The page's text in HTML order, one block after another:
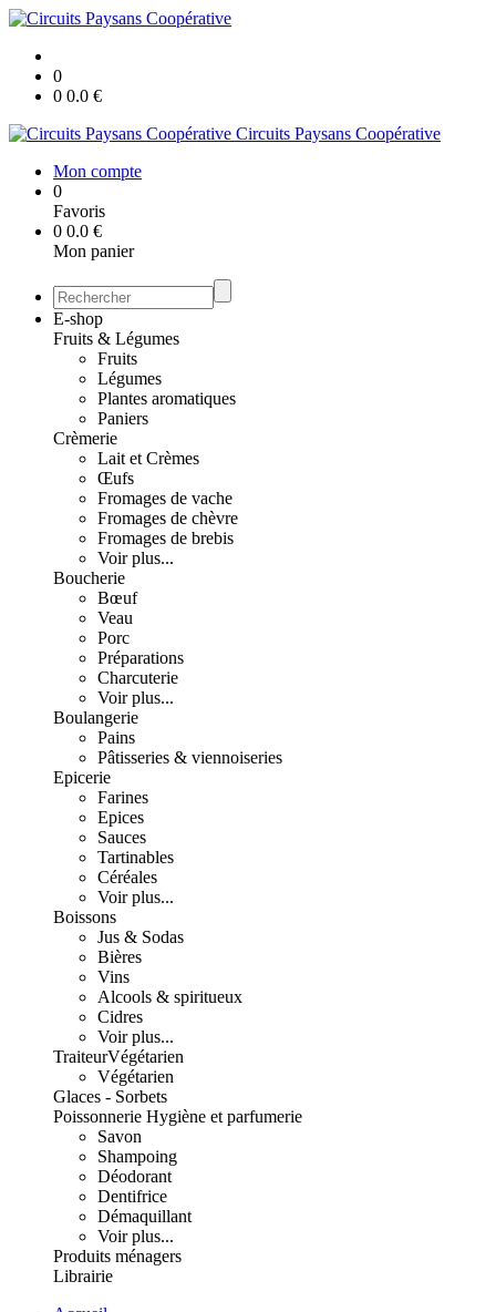
0
0 0.0 €
Circuits Paysans Coopérative
Mon compte
0
Favoris
0 0.0 €
Mon panier
E-shop
Fruits & Légumes
Fruits
Légumes
Plantes aromatiques
Paniers
Crèmerie
Lait et Crèmes
Œufs
Fromages de vache
Fromages de chèvre
Fromages de brebis
Voir plus...
Boucherie
Bœuf
Veau
Porc
Préparations
Charcuterie
Voir plus...
Boulangerie
Pains
Pâtisseries & viennoiseries
Epicerie
Farines
Epices
Sauces
Tartinables
Céréales
Voir plus...
Boissons
Jus & Sodas
Bières
Vins
Alcools & spiritueux
Cidres
Voir plus...
TraiteurVégétarien
Végétarien
Glaces - Sorbets
Poissonnerie Hygiène et parfumerie
Savon
Shampoing
Déodorant
Dentifrice
Démaquillant
Voir plus...
Produits ménagers
Librairie